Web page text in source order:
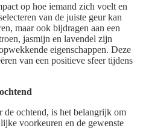
op hoe iemand zich voelt en
van de juiste geur kan
maar ook bijdragen aan een
jasmijn en lavendel zijn
eigenschappen. Deze
van een positieve sfeer tijdens
ochtend, is het belangrijk om
voorkeuren en de gewenste